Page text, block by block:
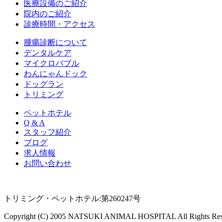
医療設備のご紹介
院内のご紹介
診療時間・アクセス
腫瘍診断について
デンタルケア
マイクロバブル
わんにゃんドック
ドッグラン
トリミング
ペットホテル
Q & A
スタッフ紹介
ブログ
求人情報
お問い合わせ
トリミング・ペットホテル:第260247号
Copyright (C) 2005 NATSUKI ANIMAL HOSPITAL All Rights